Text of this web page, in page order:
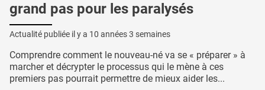
grand pas pour les paralysés
Actualité publiée il y a 10 années 3 semaines
Comprendre comment le nouveau-né va se « préparer » à
marcher et décrypter le processus qui le mène à ces
premiers pas pourrait permettre de mieux aider les...